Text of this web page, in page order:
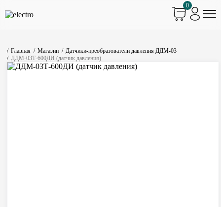
0
Главная Магазин
Датчики-преобразователи давления ДДМ-03
ДДМ-03Т-600ДИ (датчик давления)